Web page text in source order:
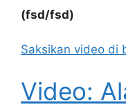
(fsd/fsd)
Saksikan video di
Video: